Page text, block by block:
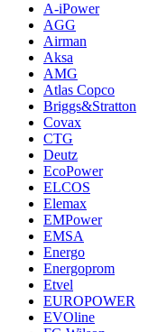
A-iPower
AGG
Airman
Aksa
AMG
Atlas Copco
Briggs&Stratton
Covax
CTG
Deutz
EcoPower
ELCOS
Elemax
EMPower
EMSA
Energo
Energoprom
Etvel
EUROPOWER
EVOline